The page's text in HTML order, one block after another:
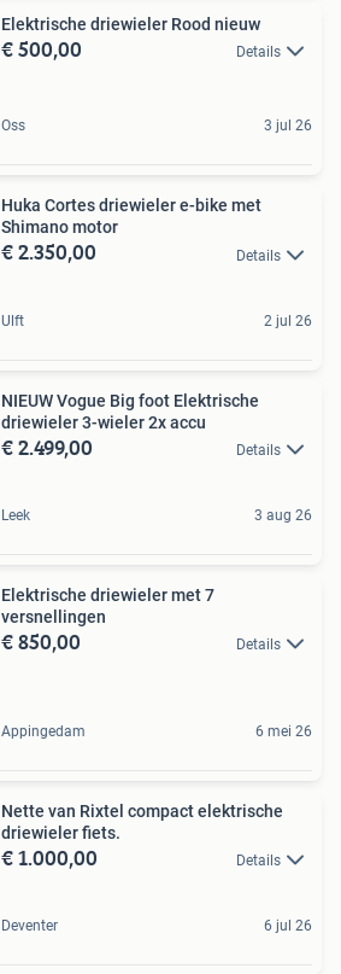
Elektrische driewieler Rood nieuw
€ 500,00 Details
Oss 3 jul 26
Huka Cortes driewieler e-bike met
Shimano motor
€ 2.350,00 Details
Ulft 2 jul 26
NIEUW Vogue Big foot Elektrische
driewieler 3-wieler 2x accu
€ 2.499,00 Details
Leek 3 aug 26
Elektrische driewieler met 7
versnellingen
€ 850,00 Details
Appingedam 6 mei 26
Nette van Rixtel compact elektrische
driewieler fiets.
€ 1.000,00 Details
Deventer 6 jul 26